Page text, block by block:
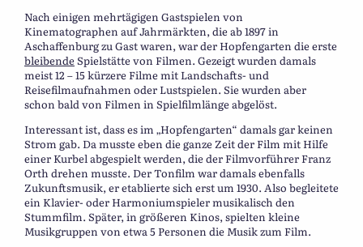
Nach einigen mehrtägigen Gastspielen von
Kinematographen auf Jahrmärkten, die ab 1897 in
Aschaffenburg zu Gast waren, war der Hopfengarten die erste
bleibendeSpielstätte von Filmen. Gezeigt wurden damals
meist 12 – 15 kürzere Filme mit Landschafts- und
Reisefilmaufnahmen oder Lustspielen. Sie wurden aber
schon bald von Filmen in Spielfilmlänge abgelöst.
Interessant ist, dass es im „Hopfengarten“ damals gar keinen
Strom gab. Da musste eben die ganze Zeit der Film mit Hilfe
einer Kurbel abgespielt werden, die der Filmvorführer Franz
Orth drehen musste. Der Tonfilm war damals ebenfalls
Zukunftsmusik, er etablierte sich erst um 1930. Also begleitete
ein Klavier- oder Harmoniumspieler musikalisch den
Stummfilm. Später, in größeren Kinos, spielten kleine
Musikgruppen von etwa 5 Personen die Musik zum Film.